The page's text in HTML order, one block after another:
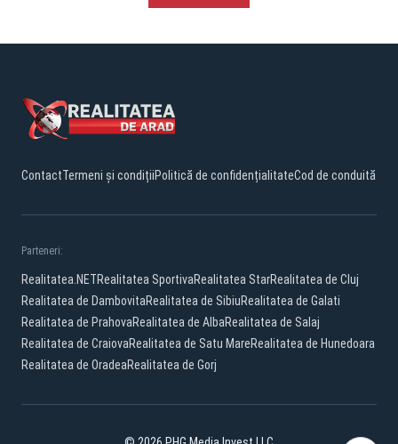
ContactTermeni și condițiiPolitică de confidențialitateCod de conduită
Parteneri:
Realitatea.NETRealitatea SportivaRealitatea StarRealitatea de Cluj
Realitatea de DambovitaRealitatea de SibiuRealitatea de Galati
Realitatea de PrahovaRealitatea de AlbaRealitatea de Salaj
Realitatea de CraiovaRealitatea de Satu MareRealitatea de Hunedoara
Realitatea de OradeaRealitatea de Gorj